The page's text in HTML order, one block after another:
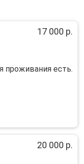
17 000 р.
проживания есть.
20 000 р.